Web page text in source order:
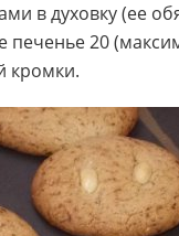
в духовку (ее
печенье 20
кромки.